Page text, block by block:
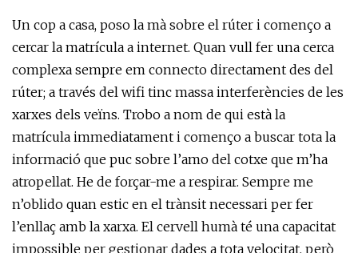
Un cop a casa, poso la mà sobre el rúter i començo a
cercar la matrícula a internet. Quan vull fer una cerca
complexa sempre em connecto directament des del
rúter; a través del wifi tinc massa interferències de les
xarxes dels veïns. Trobo a nom de qui està la
matrícula immediatament i començo a buscar tota la
informació que puc sobre l’amo del cotxe que m’ha
atropellat. He de forçar-me a respirar. Sempre me
n’oblido quan estic en el trànsit necessari per fer
l’enllaç amb la xarxa. El cervell humà té una capacitat
impossible per gestionar dades a tota velocitat, però